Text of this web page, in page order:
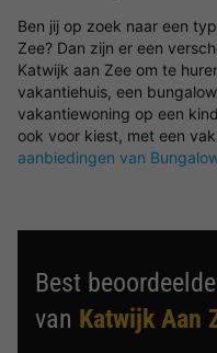
Ben jij op zoek naar een
Zee? Dan zijn er een
Katwijk aan Zee om te
vakantiehuis, een
vakantiewoning op een
ook voor kiest, met een
aanbiedingen van
Best
van Katwijk Aan